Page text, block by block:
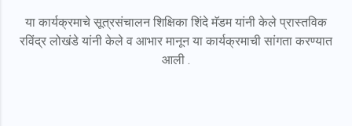
या कार्यक्रमाचे सूत्रसंचालन शिक्षिका शिंदे मॅडम यांनी केले प्रास्तविक
रविंद्र लोखंडे यांनी केले व आभार मानून या कार्यक्रमाची सांगता करण्यात
आली .